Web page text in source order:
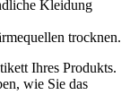
Kleidung
trocknen.
Ihres Produkts.
wie Sie das